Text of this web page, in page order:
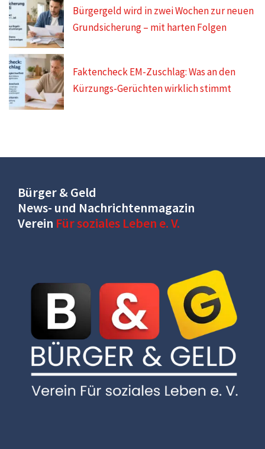
Bürgergeld wird in zwei Wochen zur neuen
Grundsicherung – mit harten Folgen
Faktencheck EM-Zuschlag: Was an den
Kürzungs-Gerüchten wirklich stimmt
Bürger & Geld
News- und Nachrichtenmagazin
Verein Für soziales Leben e. V.